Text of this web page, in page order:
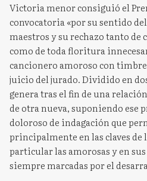
Victoria menor consiguió el
convocatoria «por su sentido
maestros y su rechazo tanto
como de toda floritura
cancionero amoroso con
juicio del jurado. Dividido en
genera tras el fin de una
de otra nueva, suponiendo ese
doloroso de indagación que
principalmente en las claves de
particular las amorosas y en
siempre marcadas por el